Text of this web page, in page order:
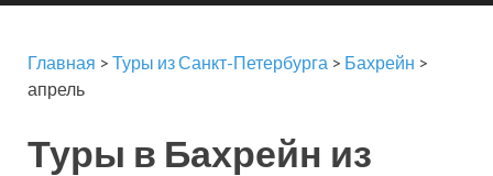
Главная > Туры из Санкт-Петербурга > Бахрейн >
апрель
Туры в Бахрейн из